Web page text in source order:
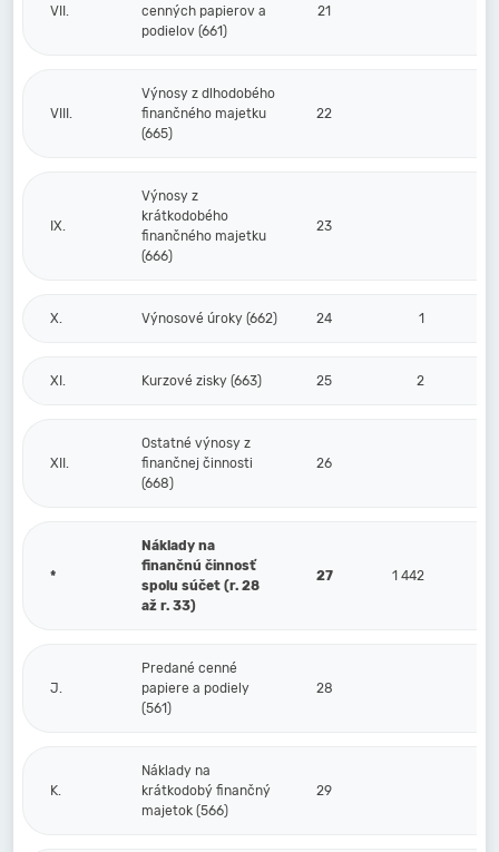
VII.
cenných papierov a
podielov (661)
21
VIII.
Výnosy z dlhodobého
finančného majetku
(665)
22
IX.
Výnosy z
krátkodobého
finančného majetku
(666)
23
X. Výnosové úroky (662) 24 1
XI. Kurzové zisky (663) 25 2
XII.
Ostatné výnosy z
finančnej činnosti
(668)
26
*
Náklady na
finančnú činnosť
spolu súčet (r. 28
až r. 33)
27 1 442
J.
Predané cenné
papiere a podiely
(561)
28
K.
Náklady na
krátkodobý finančný
majetok (566)
29